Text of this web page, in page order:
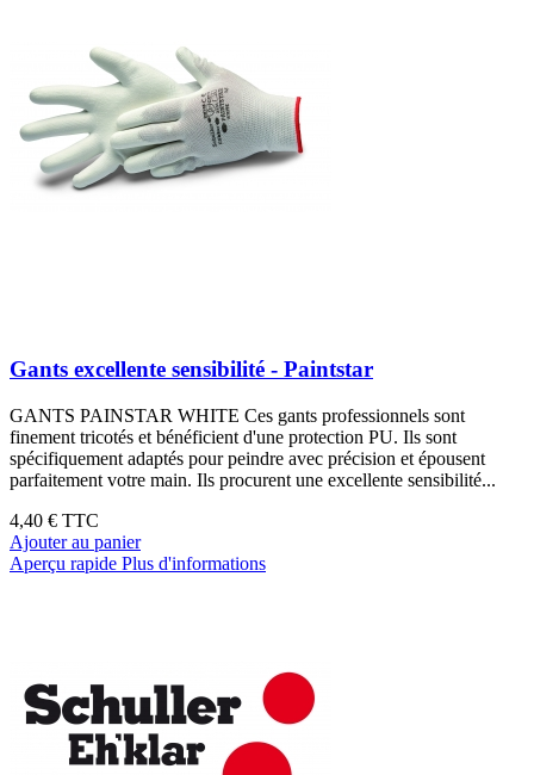
Gants excellente sensibilité - Paintstar
GANTS PAINSTAR WHITE Ces gants professionnels sont
finement tricotés et bénéficient d'une protection PU. Ils sont
spécifiquement adaptés pour peindre avec précision et épousent
parfaitement votre main. Ils procurent une excellente sensibilité...
4,40 € TTC
Ajouter au panier
Aperçu rapide Plus d'informations